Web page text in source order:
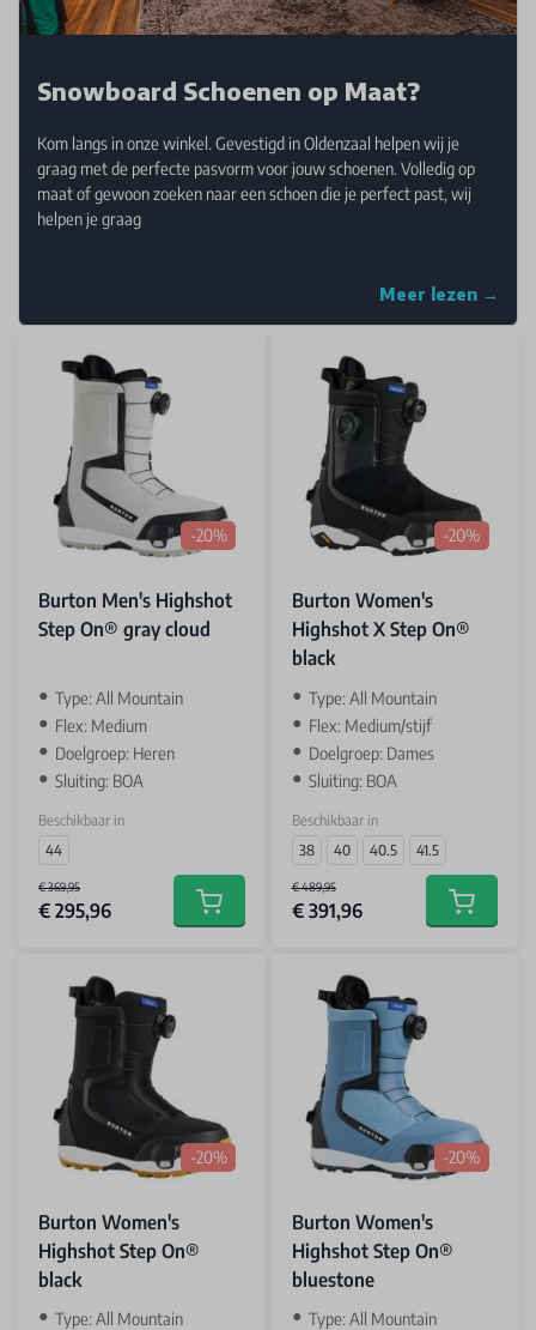
Snowboard Schoenen op Maat?
Kom langs in onze winkel. Gevestigd in Oldenzaal helpen wij je
graag met de perfecte pasvorm voor jouw schoenen. Volledig op
maat of gewoon zoeken naar een schoen die je perfect past, wij
helpen je graag
Meer lezen →
-20%
Burton Men's Highshot
Step On® gray cloud
Type: All Mountain
Flex: Medium
Doelgroep: Heren
Sluiting: BOA
Beschikbaar in
44
€ 369,95
€ 295,96 Add to cart
-20%
Burton Women's
Highshot X Step On®
black
Type: All Mountain
Flex: Medium/stijf
Doelgroep: Dames
Sluiting: BOA
Beschikbaar in
38
40 40.5 41.5
€ 489,95
€ 391,96 Add to
-20%
Burton Women's
Highshot Step On®
black
Type: All Mountain
-20%
Burton Women's
Highshot Step On®
bluestone
Type: All Mountain